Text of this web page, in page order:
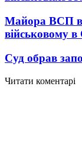
Майора ВСП
військовому
Суд обрав
Читати коментарі